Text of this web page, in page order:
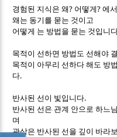
경험된 지식은 왜? 어떻게?에
왜는 동기를 묻는 것이고
어떻게 는 방법을 묻는 것입니
목적이 선하면 방법도 선해야
목적이 아무리 선하다 해도 방
다.
반사된 선이 빛입니다.
반사된 선은 관계 안으로 하느
며
관상은 반사된 선을 깊이 바라